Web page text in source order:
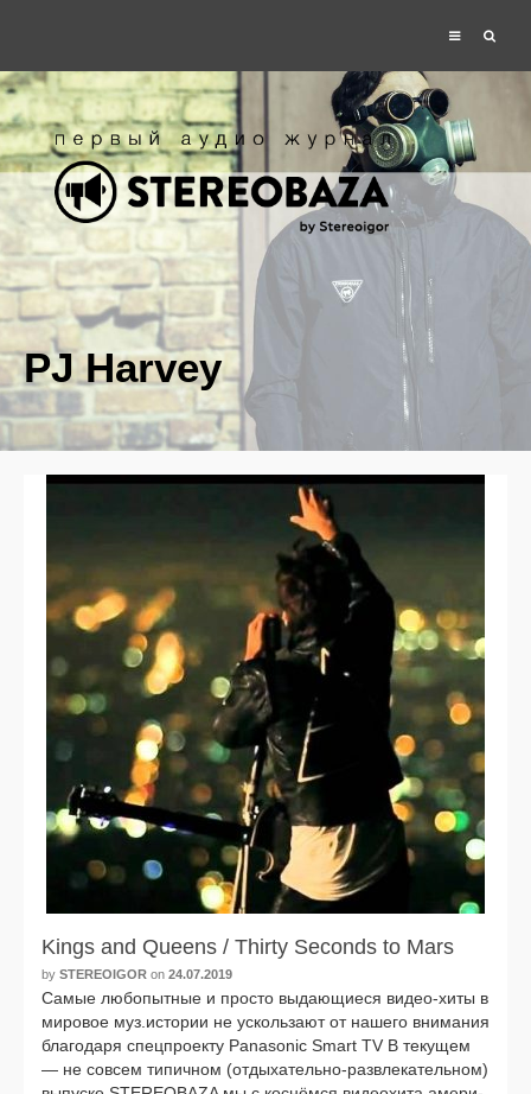
PJ Harvey
Kings and Queens / Thirty Seconds to Mars
by STEREOIGOR on 24.07.2019
Самые любо­пыт­ные и про­сто выда­ю­щи­е­ся видео-хиты в
миро­вое муз.истории не усколь­за­ют от наше­го вни­ма­ния
бла­го­да­ря спец­про­ек­ту Panasonic Smart TV В теку­щем
— не совсем типич­ном (отдыхательно-развлекательном)